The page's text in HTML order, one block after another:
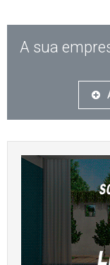
A sua